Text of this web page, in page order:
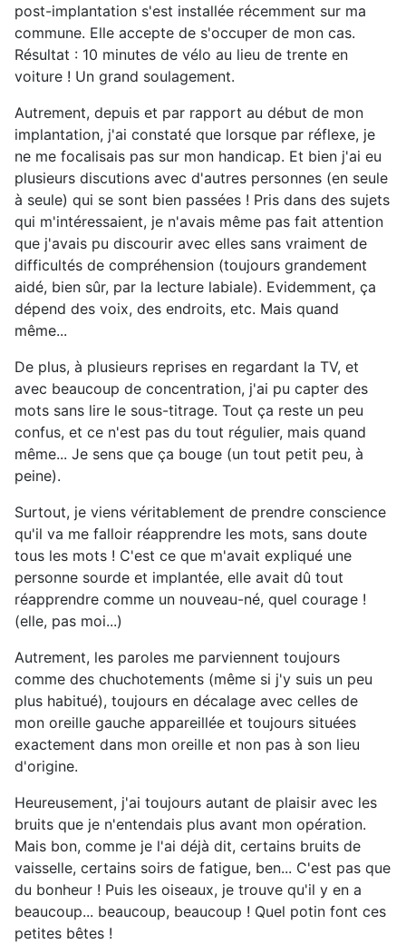
post-implantation s'est installée récemment sur ma
commune. Elle accepte de s'occuper de mon cas.
Résultat : 10 minutes de vélo au lieu de trente en
voiture ! Un grand soulagement.
Autrement, depuis et par rapport au début de mon
implantation, j'ai constaté que lorsque par réflexe, je
ne me focalisais pas sur mon handicap. Et bien j'ai eu
plusieurs discutions avec d'autres personnes (en seule
à seule) qui se sont bien passées ! Pris dans des sujets
qui m'intéressaient, je n'avais même pas fait attention
que j'avais pu discourir avec elles sans vraiment de
difficultés de compréhension (toujours grandement
aidé, bien sûr, par la lecture labiale). Evidemment, ça
dépend des voix, des endroits, etc. Mais quand
même...
De plus, à plusieurs reprises en regardant la TV, et
avec beaucoup de concentration, j'ai pu capter des
mots sans lire le sous-titrage. Tout ça reste un peu
confus, et ce n'est pas du tout régulier, mais quand
même... Je sens que ça bouge (un tout petit peu, à
peine).
Surtout, je viens véritablement de prendre conscience
qu'il va me falloir réapprendre les mots, sans doute
tous les mots ! C'est ce que m'avait expliqué une
personne sourde et implantée, elle avait dû tout
réapprendre comme un nouveau-né, quel courage !
(elle, pas moi...)
Autrement, les paroles me parviennent toujours
comme des chuchotements (même si j'y suis un peu
plus habitué), toujours en décalage avec celles de
mon oreille gauche appareillée et toujours situées
exactement dans mon oreille et non pas à son lieu
d'origine.
Heureusement, j'ai toujours autant de plaisir avec les
bruits que je n'entendais plus avant mon opération.
Mais bon, comme je l'ai déjà dit, certains bruits de
vaisselle, certains soirs de fatigue, ben... C'est pas que
du bonheur ! Puis les oiseaux, je trouve qu'il y en a
beaucoup... beaucoup, beaucoup ! Quel potin font ces
petites bêtes !